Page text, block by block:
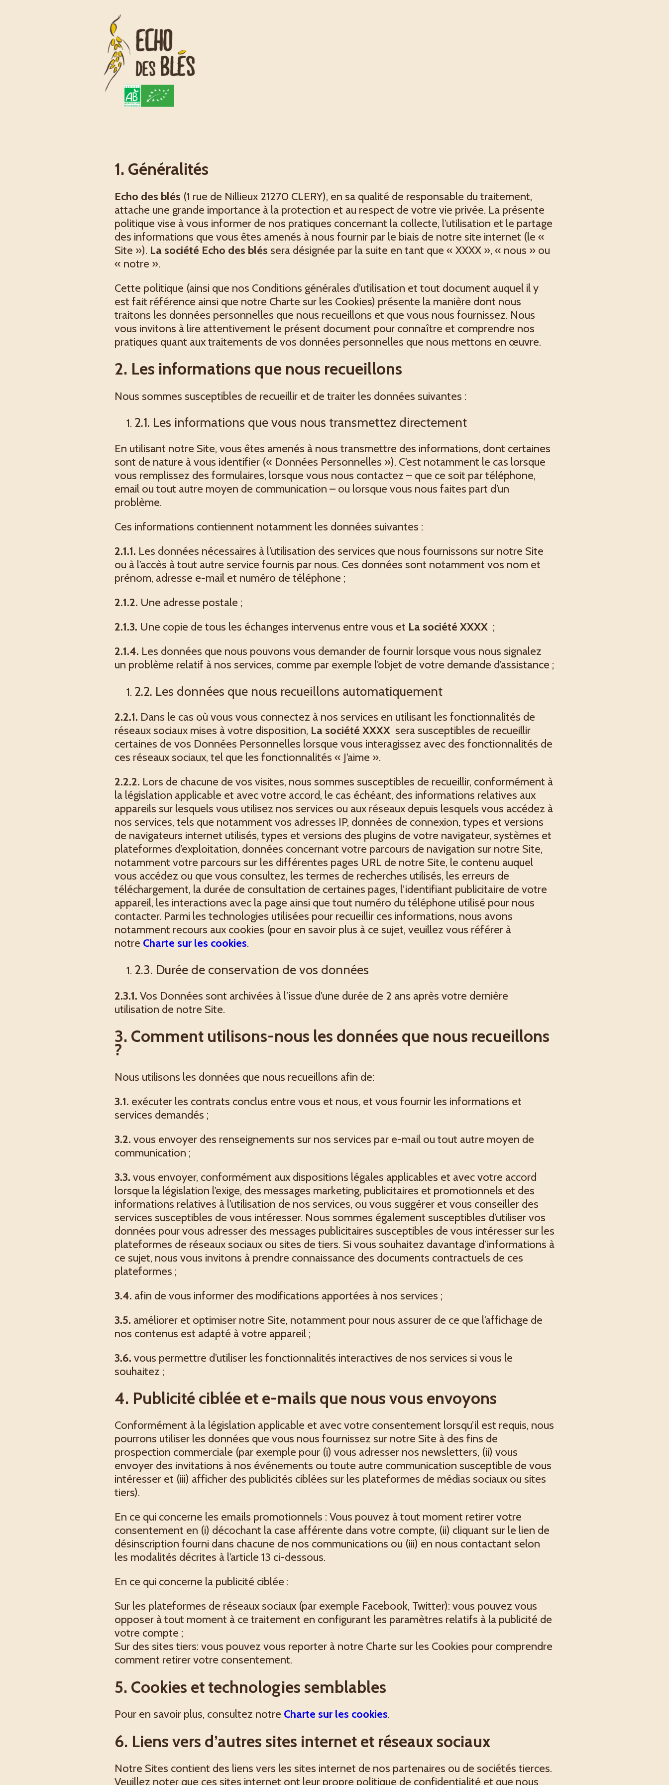
1. Généralités
Echo des blés (1 rue de Nillieux 21270 CLERY), en sa qualité de responsable du traitement,
attache une grande importance à la protection et au respect de votre vie privée. La présente
politique vise à vous informer de nos pratiques concernant la collecte, l’utilisation et le partage
des informations que vous êtes amenés à nous fournir par le biais de notre site internet (le «
Site »). La société Echo des blés sera désignée par la suite en tant que « XXXX », « nous » ou
« notre ».
Cette politique (ainsi que nos Conditions générales d’utilisation et tout document auquel il y
est fait référence ainsi que notre Charte sur les Cookies) présente la manière dont nous
traitons les données personnelles que nous recueillons et que vous nous fournissez. Nous
vous invitons à lire attentivement le présent document pour connaître et comprendre nos
pratiques quant aux traitements de vos données personnelles que nous mettons en œuvre.
2. Les informations que nous recueillons
Nous sommes susceptibles de recueillir et de traiter les données suivantes :
2.1. Les informations que vous nous transmettez directement
En utilisant notre Site, vous êtes amenés à nous transmettre des informations, dont certaines
sont de nature à vous identifier (« Données Personnelles »). C’est notamment le cas lorsque
vous remplissez des formulaires, lorsque vous nous contactez – que ce soit par téléphone,
email ou tout autre moyen de communication – ou lorsque vous nous faites part d’un
problème.
Ces informations contiennent notamment les données suivantes :
2.1.1. Les données nécessaires à l’utilisation des services que nous fournissons sur notre Site
ou à l’accès à tout autre service fournis par nous. Ces données sont notamment vos nom et
prénom, adresse e-mail et numéro de téléphone ;
2.1.2. Une adresse postale ;
2.1.3. Une copie de tous les échanges intervenus entre vous et La société XXXX ;
2.1.4. Les données que nous pouvons vous demander de fournir lorsque vous nous signalez
un problème relatif à nos services, comme par exemple l’objet de votre demande d’assistance ;
2.2. Les données que nous recueillons automatiquement
2.2.1. Dans le cas où vous vous connectez à nos services en utilisant les fonctionnalités de
réseaux sociaux mises à votre disposition, La société XXXX sera susceptibles de recueillir
certaines de vos Données Personnelles lorsque vous interagissez avec des fonctionnalités de
ces réseaux sociaux, tel que les fonctionnalités « J’aime ».
2.2.2. Lors de chacune de vos visites, nous sommes susceptibles de recueillir, conformément à
la législation applicable et avec votre accord, le cas échéant, des informations relatives aux
appareils sur lesquels vous utilisez nos services ou aux réseaux depuis lesquels vous accédez à
nos services, tels que notamment vos adresses IP, données de connexion, types et versions
de navigateurs internet utilisés, types et versions des plugins de votre navigateur, systèmes et
plateformes d’exploitation, données concernant votre parcours de navigation sur notre Site,
notamment votre parcours sur les différentes pages URL de notre Site, le contenu auquel
vous accédez ou que vous consultez, les termes de recherches utilisés, les erreurs de
téléchargement, la durée de consultation de certaines pages, l’identifiant publicitaire de votre
appareil, les interactions avec la page ainsi que tout numéro du téléphone utilisé pour nous
contacter. Parmi les technologies utilisées pour recueillir ces informations, nous avons
notamment recours aux cookies (pour en savoir plus à ce sujet, veuillez vous référer à
notre Charte sur les cookies.
2.3. Durée de conservation de vos données
2.3.1. Vos Données sont archivées à l’issue d’une durée de 2 ans après votre dernière
utilisation de notre Site.
3. Comment utilisons-nous les données que nous recueillons
?
Nous utilisons les données que nous recueillons afin de:
3.1. exécuter les contrats conclus entre vous et nous, et vous fournir les informations et
services demandés ;
3.2. vous envoyer des renseignements sur nos services par e-mail ou tout autre moyen de
communication ;
3.3. vous envoyer, conformément aux dispositions légales applicables et avec votre accord
lorsque la législation l’exige, des messages marketing, publicitaires et promotionnels et des
informations relatives à l’utilisation de nos services, ou vous suggérer et vous conseiller des
services susceptibles de vous intéresser. Nous sommes également susceptibles d’utiliser vos
données pour vous adresser des messages publicitaires susceptibles de vous intéresser sur les
plateformes de réseaux sociaux ou sites de tiers. Si vous souhaitez davantage d’informations à
ce sujet, nous vous invitons à prendre connaissance des documents contractuels de ces
plateformes ;
3.4. afin de vous informer des modifications apportées à nos services ;
3.5. améliorer et optimiser notre Site, notamment pour nous assurer de ce que l’affichage de
nos contenus est adapté à votre appareil ;
3.6. vous permettre d’utiliser les fonctionnalités interactives de nos services si vous le
souhaitez ;
4. Publicité ciblée et e-mails que nous vous envoyons
Conformément à la législation applicable et avec votre consentement lorsqu’il est requis, nous
pourrons utiliser les données que vous nous fournissez sur notre Site à des fins de
prospection commerciale (par exemple pour (i) vous adresser nos newsletters, (ii) vous
envoyer des invitations à nos événements ou toute autre communication susceptible de vous
intéresser et (iii) afficher des publicités ciblées sur les plateformes de médias sociaux ou sites
tiers).
En ce qui concerne les emails promotionnels : Vous pouvez à tout moment retirer votre
consentement en (i) décochant la case afférente dans votre compte, (ii) cliquant sur le lien de
désinscription fourni dans chacune de nos communications ou (iii) en nous contactant selon
les modalités décrites à l’article 13 ci-dessous.
En ce qui concerne la publicité ciblée :
Sur les plateformes de réseaux sociaux (par exemple Facebook, Twitter): vous pouvez vous
opposer à tout moment à ce traitement en configurant les paramètres relatifs à la publicité de
votre compte ;
Sur des sites tiers: vous pouvez vous reporter à notre Charte sur les Cookies pour comprendre
comment retirer votre consentement.
5. Cookies et technologies semblables
Pour en savoir plus, consultez notre Charte sur les cookies.
6. Liens vers d’autres sites internet et réseaux sociaux
Notre Sites contient des liens vers les sites internet de nos partenaires ou de sociétés tierces.
Veuillez noter que ces sites internet ont leur propre politique de confidentialité et que nous